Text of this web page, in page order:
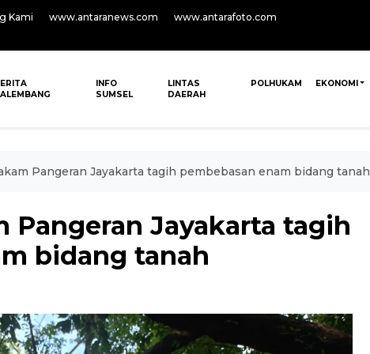
Kami www.antaranews.com
www.antarafoto.com
INFO
SUMSEL
LINTAS
DAERAH
POLHUKAM EKONOMI
Pangeran Jayakarta tagih pembebasan enam bidang tanah
Pangeran Jayakarta tagih
bidang tanah